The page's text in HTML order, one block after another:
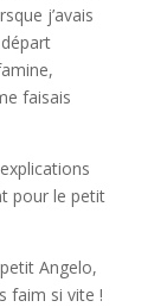
j’avais
faisais
pour le petit
Angelo,
faim si vite !